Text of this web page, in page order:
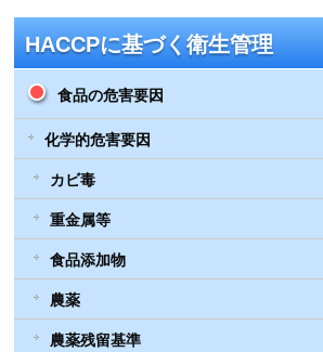
HACCPに基づく衛生管理
食品の危害要因
化学的危害要因
カビ毒
重金属等
食品添加物
農薬
農薬残留基準